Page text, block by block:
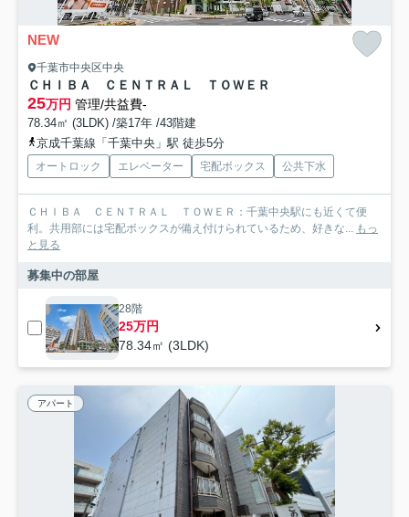
NEW
千葉市中央区中央
ＣＨＩＢＡ ＣＥＮＴＲＡＬ ＴＯＷＥＲ
25万円 管理/共益費-
78.34㎡ (3LDK) /築17年 /43階建
京成千葉線「千葉中央」駅 徒歩5分
オートロック エレベーター 宅配ボックス 公共下水
ＣＨＩＢＡ ＣＥＮＴＲＡＬ ＴＯＷＥＲ：千葉中央駅にも近くて便
利。共用部には宅配ボックスが備え付けられているため、好きな... もっ
と見る
募集中の部屋
28階
25万円
78.34㎡ (3LDK)
アパート